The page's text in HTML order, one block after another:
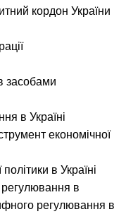
кордон України
засобами
в Україні
економічної
в Україні
в
регулювання в